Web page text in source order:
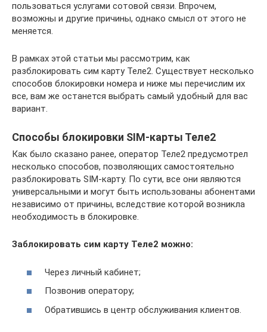
пользоваться услугами сотовой связи. Впрочем,
возможны и другие причины, однако смысл от этого не
меняется.
В рамках этой статьи мы рассмотрим, как
разблокировать сим карту Теле2. Существует несколько
способов блокировки номера и ниже мы перечислим их
все, вам же останется выбрать самый удобный для вас
вариант.
Способы блокировки SIM-карты Теле2
Как было сказано ранее, оператор Теле2 предусмотрел
несколько способов, позволяющих самостоятельно
разблокировать SIM-карту. По сути, все они являются
универсальными и могут быть использованы абонентами
независимо от причины, вследствие которой возникла
необходимость в блокировке.
Заблокировать сим карту Теле2 можно:
Через личный кабинет;
Позвонив оператору;
Обратившись в центр обслуживания клиентов.